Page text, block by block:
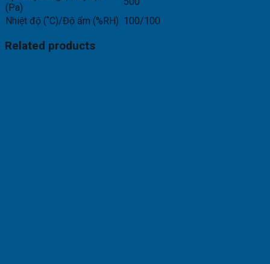
(Pa)
Nhiệt độ (˚C)/Độ ẩm (%RH) 100/100
Related products